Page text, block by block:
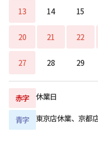
13 14 15
20 21 22
27 28 29
赤字 休業日
青字 東京店休業、京都